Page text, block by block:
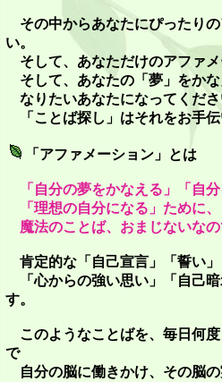
その中からあなたにぴったり
い。
そして、あなただけのアファ
そして、あなたの「夢」をか
なりたいあなたになってくだ
「ことば探し」はそれをお手
「アファメーション」とは
「自分の夢をかなえる」「自
「理想の自分になる」ために
魔法のことば、おまじないな
肯定的な「自己宣言」「誓い
「心からの強い思い」「自己
す。
このようなことばを、毎日何
で
自分の脳に働きかけ、その脳